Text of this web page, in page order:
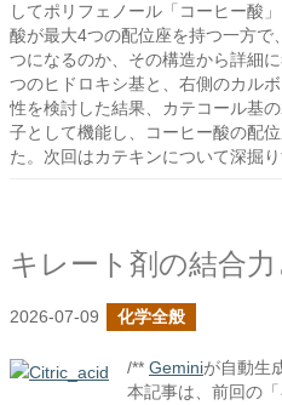
してポリフェノール「コーヒー酸
酸が最大4つの配位座を持つ一方で
つになるのか、その構造から詳細
つのヒドロキシ基と、右側のカル
性を検討した結果、カテコール基
子として機能し、コーヒー酸の配
た。次回はカテキンについて深掘り
2026-07-09 化学全般
/** Geminiが自動生
本記事は、前回の